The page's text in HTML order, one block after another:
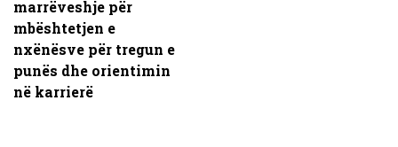
marrëveshje për
mbështetjen e
nxënësve për tregun e
punës dhe orientimin
në karrierë